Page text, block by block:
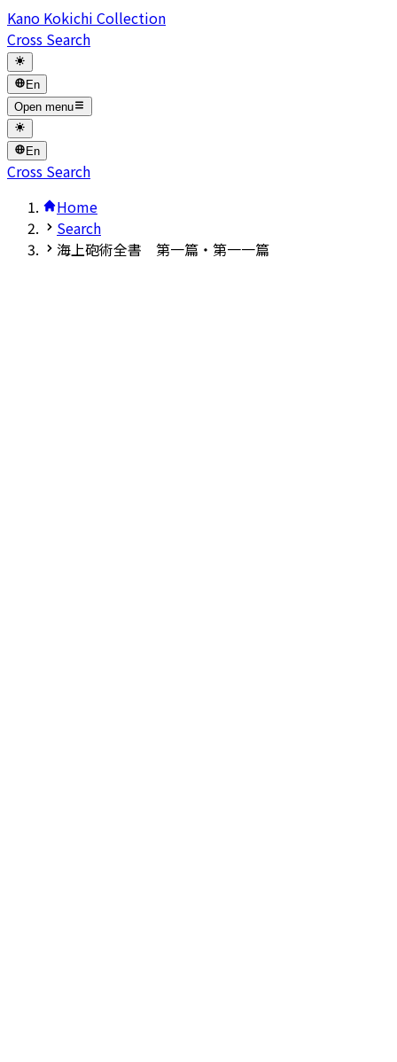
Kano Kokichi Collection
Cross Search
En
Open menu
En
Cross Search
Home
Search
海上砲術全書 第一篇・第一一篇